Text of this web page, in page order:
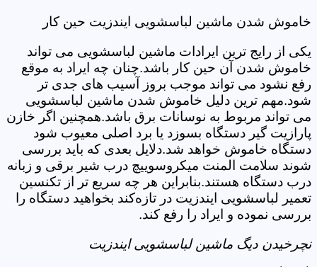
خاموش شدن ماشین لباسشویی ایندزیت حین کار
یکی از رایج ترین ایرادات ماشین لباسشویی می تواند
خاموش شدن آن حین کار باشد.چنان چه ایراد به موقع
رفع نشود می تواند موجب بروز آسیب های جدی تر
شود.مهم ترین دلیل خاموش شدن ماشین لباسشویی
می تواند مربوط به نوسانات برق باشد.همچنین اگر خازن
پارازیت گیر دستگاه بسوزد یا برد اصلی معیوب شود
دستگاه خاموش خواهد شد.دلایل بعدی که باید بررسی
شوند سلامت المنت میکروسوییچ درب شیر برقی و زبانه
درب دستگاه هستند.بنابراین هر چه سریع تر از تکنسین
تعمیر لباسشویی ایندزیت در تازه‌کند بخواهید دستگاه را
بررسی نموده و ایراد را رفع کند.
نچرخیدن دیگ ماشین لباسشویی ایندزیت